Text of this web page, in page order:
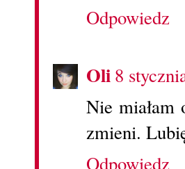
Odpowiedz
Oli8
Nie miałam
zmieni.
Odpowiedz